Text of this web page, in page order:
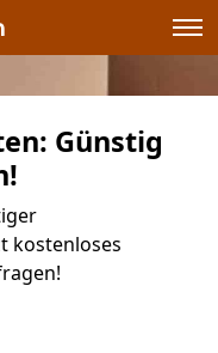
Günstig
kostenloses